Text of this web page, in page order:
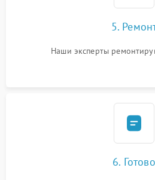
5.
Наши эксперты
6. Готово